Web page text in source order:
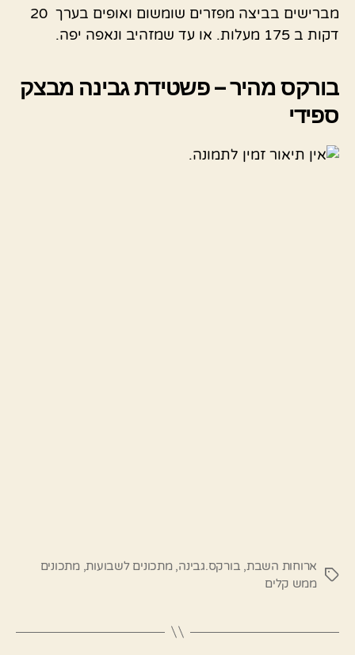
מברישים בביצה מפזרים שומשום ואופים בערך 20
דקות ב 175 מעלות. או עד שמזהיב ונאפה יפה.
בורקס מהיר – פשטידת גבינה מבצק
ספידי
תגיות
ארוחות השבת, בורקס.גבינה,מתכונים לשבועות,מתכונים
ממש קלים